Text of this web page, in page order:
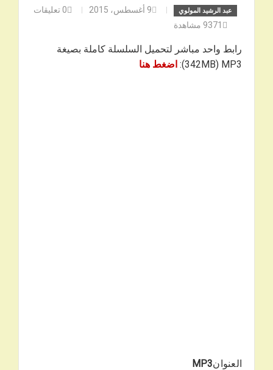
عبد الرشيد المولوي 9 أغسطس، 2015 0تعليقات
9371 مشاهدة
رابط واحد مباشر لتحميل السلسلة كاملة بصيغة
342MB) MP3):
اضغط هنا
العنوانMP3